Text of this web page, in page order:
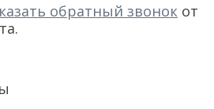
обратный звонок от